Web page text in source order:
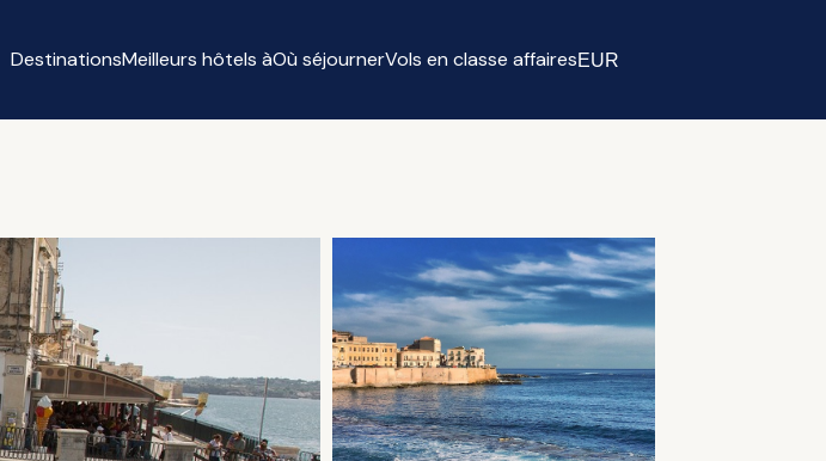
DestinationsMeilleurs hôtels àOù séjournerVols en classe affairesEUR